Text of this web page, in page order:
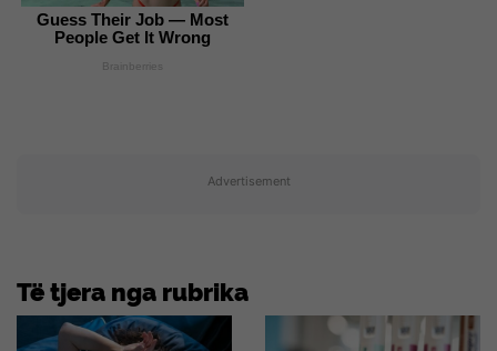
Guess Their Job — Most
People Get It Wrong
Brainberries
Advertisement
Të tjera nga rubrika